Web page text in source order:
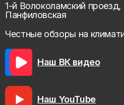
1-й Волоколамский проезд,
Панфиловская
Честные обзоры на
Наш ВК видео
Наш YouTube